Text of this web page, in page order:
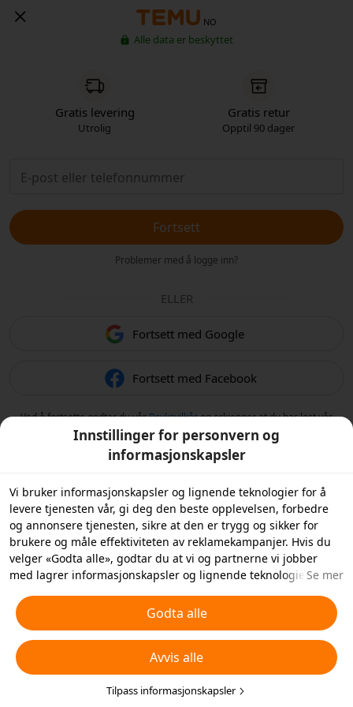
NO
Alle data er beskyttet
Gratis levering
Utrolig
Gratis retur
Opptil 90 dager
Fortsett
Problemer med å logge inn?
ELLER
Fortsett med Google
Fortsett med Facebook
Ved å fortsette godtar du vårBruksvilkårog erkjenner at du har lest vår
Retningslinjer for personvern.
Innstillinger for personvern og
informasjonskapsler
Vi bruker informasjonskapsler og lignende teknologier for å
levere tjenesten vår, gi deg den beste opplevelsen, forbedre
og annonsere tjenesten, sikre at den er trygg og sikker for
brukere og måle effektiviteten av reklamekampanjer. Hvis du
velger «Godta alle», godtar du at vi og partnerne vi jobber
med lagrer informasjonskapsler og lignende teknologier på
informasjonskapsler som ikke er helt nødvendige, eller velge
hvilke typer informasjonskapsler du ønsker å godta eller
deaktivere ved å klikke på «Tilpass informasjonskapsler»
nedenfor eller når som helst under dine
personverninnstillinger. For mer informasjon, se våre
informasjonskapsler og lignende teknologier
Se mer
Godta alle
Avvis alle
Tilpass informasjonskapsler